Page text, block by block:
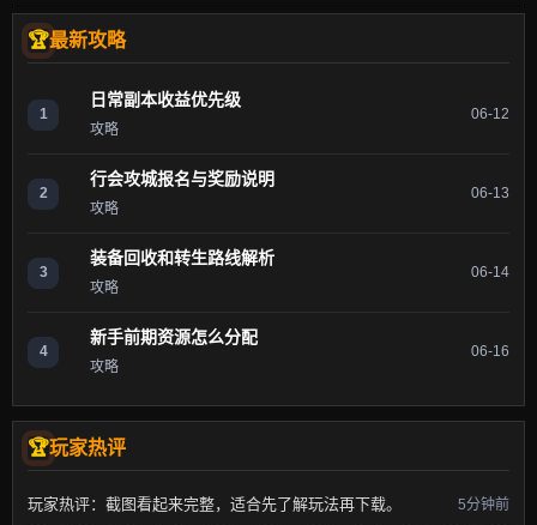
最新攻略
1
日常副本收益优先级
攻略
06-12
2
行会攻城报名与奖励说明
攻略
06-13
3
装备回收和转生路线解析
攻略
06-14
4
新手前期资源怎么分配
攻略
06-16
玩家热评
玩家热评：截图看起来完整，适合先了解玩法再下载。 5分钟前